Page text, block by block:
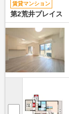
賃貸マンション
第2荒井プレイス